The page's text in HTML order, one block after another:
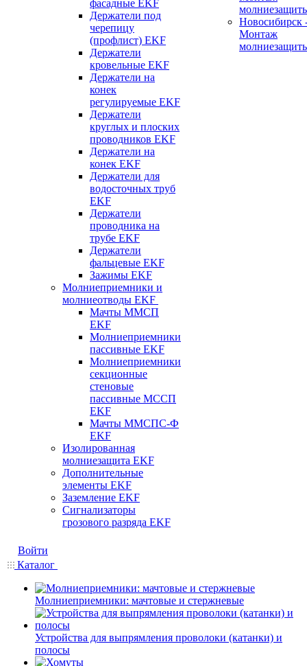
фасадные EKF
Держатели под
черепицу
(профлист) EKF
Держатели
кровельные EKF
Держатели на
конек
регулируемые EKF
Держатели
круглых и плоских
проводников EKF
Держатели на
конек EKF
Держатели для
водосточных труб
EKF
Держатели
проводника на
трубе EKF
Держатели
фальцевые EKF
Зажимы EKF
Молниеприемники и
молниеотводы EKF
Мачты ММСП
EKF
Молниеприемники
пассивные EKF
Молниеприемники
секционные
стеновые
пассивные МССП
EKF
Мачты ММСПС-Ф
EKF
Изолированная
молниезащита EKF
Дополнительные
элементы EKF
Заземление EKF
Сигнализаторы
грозового разряда EKF
Новосибирск
Монтаж
Войти
Каталог
Молниеприемники: мачтовые и стержневые
Устройства для выпрямления проволоки (катанки) и
полосы